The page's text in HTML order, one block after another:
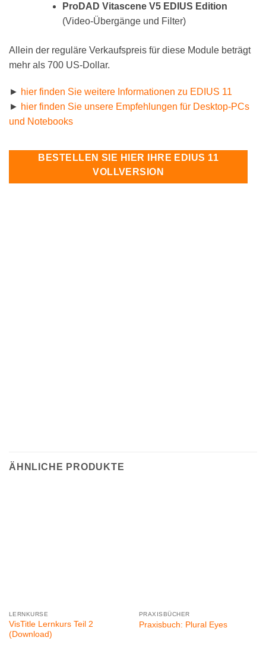
ProDAD Vitascene V5 EDIUS Edition
(Video-Übergänge und Filter)
Allein der reguläre Verkaufspreis für diese Module beträgt
mehr als 700 US-Dollar.
► hier finden Sie weitere Informationen zu EDIUS 11
► hier finden Sie unsere Empfehlungen für Desktop-PCs
und Notebooks
BESTELLEN SIE HIER IHRE EDIUS 11
VOLLVERSION
ÄHNLICHE PRODUKTE
LERNKURSE
VisTitle Lernkurs Teil 2
(Download)
PRAXISBÜCHER
Praxisbuch: Plural Eyes